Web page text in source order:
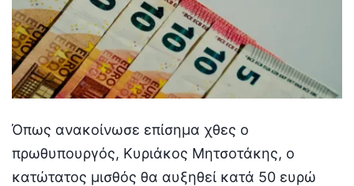
Όπως ανακοίνωσε επίσημα χθες ο
πρωθυπουργός, Κυριάκος Μητσοτάκης, ο
κατώτατος μισθός θα αυξηθεί κατά 50 ευρώ